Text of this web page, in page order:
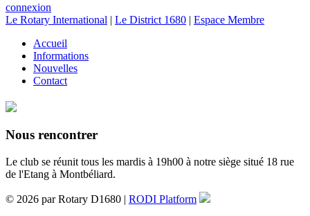
connexion
Le Rotary International | Le District 1680 | Espace Membre
Accueil
Informations
Nouvelles
Contact
Nous rencontrer
Le club se réunit tous les mardis à 19h00 à notre siège situé 18 rue
de l'Etang à Montbéliard.
© 2026 par Rotary D1680 | RODI Platform